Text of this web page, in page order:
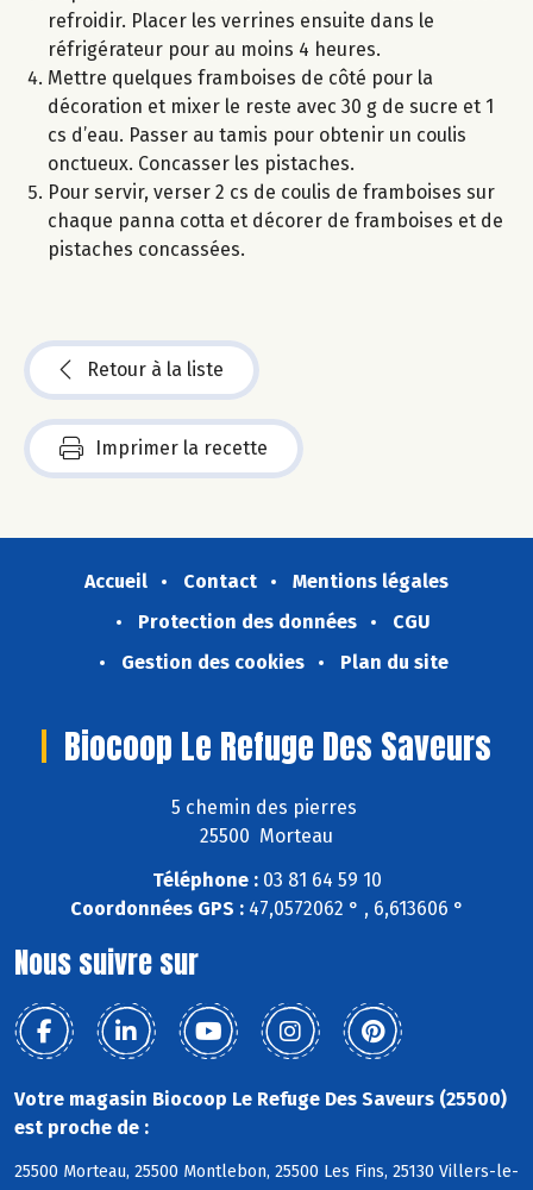
refroidir. Placer les verrines ensuite dans le
réfrigérateur pour au moins 4 heures.
Mettre quelques framboises de côté pour la
décoration et mixer le reste avec 30 g de sucre et 1
cs d’eau. Passer au tamis pour obtenir un coulis
onctueux. Concasser les pistaches.
Pour servir, verser 2 cs de coulis de framboises sur
chaque panna cotta et décorer de framboises et de
pistaches concassées.
Retour à la liste
Imprimer la recette
Accueil Contact
Mentions légales
Protection des données
CGU
Gestion des cookies
Plan du site
Biocoop Le Refuge Des Saveurs
5 chemin des pierres
25500 Morteau
Téléphone :03 81 64 59 10
Coordonnées GPS :47,0572062 ° , 6,613606 °
Nous suivre sur
Votre magasin Biocoop Le Refuge Des Saveurs (25500)
est proche de :
25500 Morteau, 25500 Montlebon, 25500 Les Fins, 25130 Villers-le-